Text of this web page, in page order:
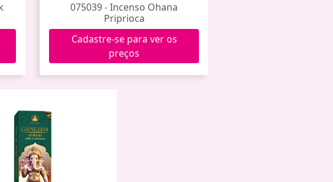
075039 - Incenso Ohana
Priprioca
Cadastre-se para ver os
preços